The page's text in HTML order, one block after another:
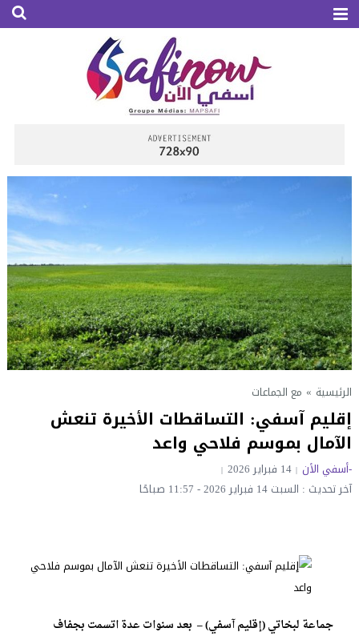
الرئيسية » مع الجماعات
إقليم آسفي: التساقطات الأخيرة تنعش
الآمال بموسم فلاحي واعد
-أسفي الأن 14 فبراير 2026
آخر تحديث : السبت 14 فبراير 2026 - 11:57 صباحًا
جماعة لبخاتي (إقليم آسفي) – بعد سنوات عدة اتسمت بجفاف